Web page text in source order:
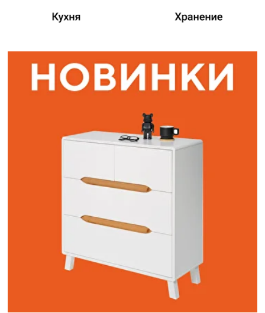
г. Санкт-Петербург, ул. Торжковская 20.
Санкт-Петербург, ул. Васенко 3В